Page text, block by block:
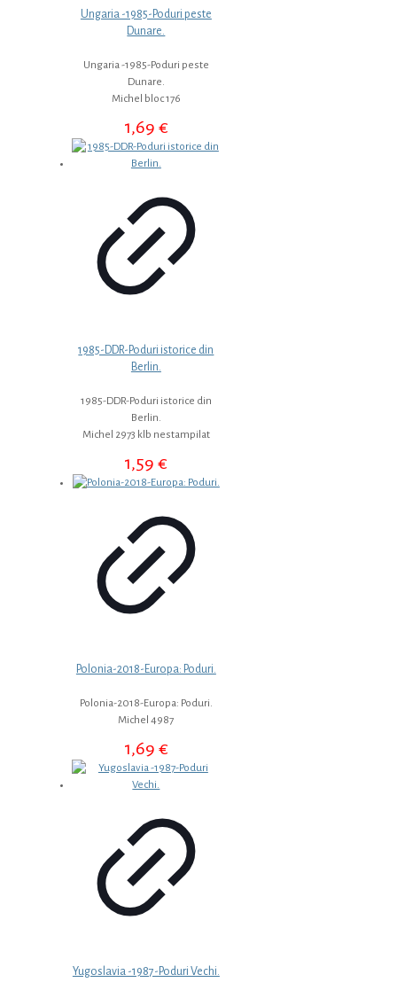
Ungaria -1985-Poduri peste
Dunare.
Ungaria -1985-Poduri peste
Dunare.
Michel bloc 176
1,69 €
1985-DDR-Poduri istorice din
Berlin.
1985-DDR-Poduri istorice din
Berlin.
Michel 2973 klb nestampilat
1,59€
Polonia-2018-Europa: Poduri.
Polonia-2018-Europa: Poduri.
Michel 4987
1,69 €
Yugoslavia -1987-Poduri Vechi.